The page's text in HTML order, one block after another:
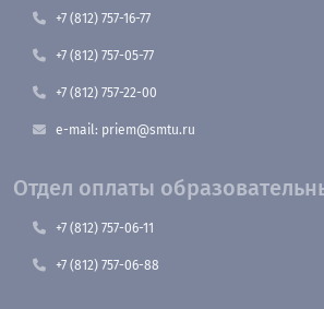
+7 (812) 757-16-77
+7 (812) 757-05-77
+7 (812) 757-22-00
e-mail: priem@smtu.ru
Отдел оплаты
+7 (812) 757-06-11
+7 (812) 757-06-88